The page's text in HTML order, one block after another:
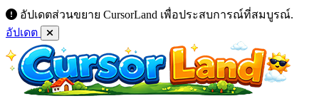
อัปเดตส่วนขยาย CursorLand เพื่อประสบการณ์ที่สมบูรณ์.
อัปเดต